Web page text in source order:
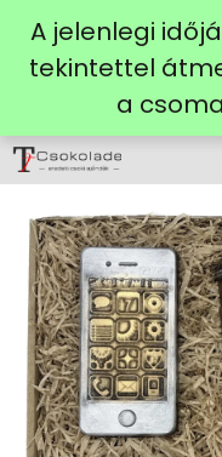
tartalomhoz
A jelenlegi
tekintettel
a
r
Vissza
Vissza
M
i
t
k
e
r
e
s
?